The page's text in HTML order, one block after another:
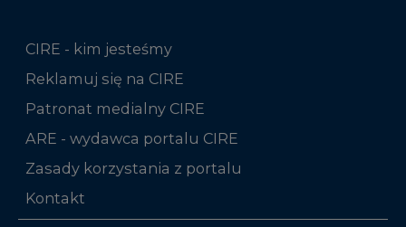
CIRE - kim jesteśmy
Reklamuj się na CIRE
Patronat medialny CIRE
ARE - wydawca portalu CIRE
Zasady korzystania z portalu
Kontakt